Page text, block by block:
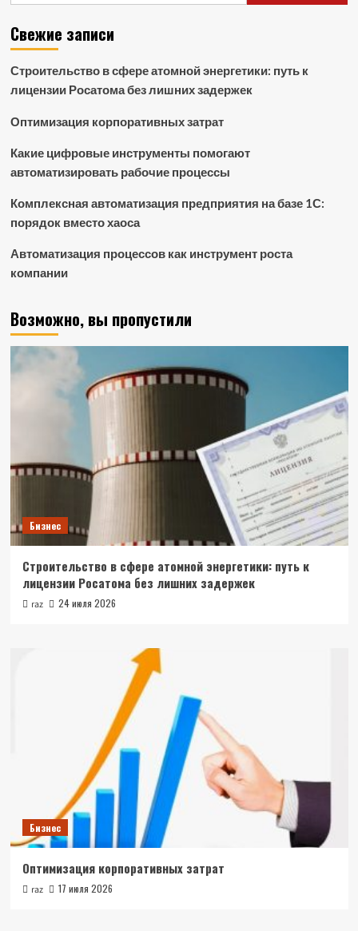
Свежие записи
Строительство в сфере атомной энергетики: путь к
лицензии Росатома без лишних задержек
Оптимизация корпоративных затрат
Какие цифровые инструменты помогают
автоматизировать рабочие процессы
Комплексная автоматизация предприятия на базе 1С:
порядок вместо хаоса
Автоматизация процессов как инструмент роста
компании
Возможно, вы пропустили
Бизнес
Строительство в сфере атомной энергетики: путь к
лицензии Росатома без лишних задержек
raz 24 июля 2026
Бизнес
Оптимизация корпоративных затрат
raz 17 июля 2026